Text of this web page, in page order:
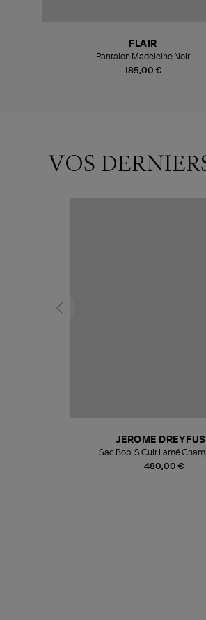
185,00 €
FLAIR
Pantalon Madeleine Noir
VOS
480,00 €
JEROME
Sac Bobi S Cuir Lamé